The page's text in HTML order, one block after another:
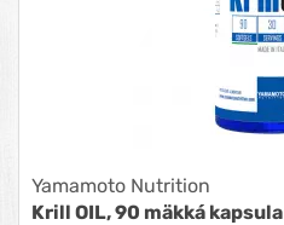
Yamamoto Nutrition
Krill OIL, 90 mäkká kapsula